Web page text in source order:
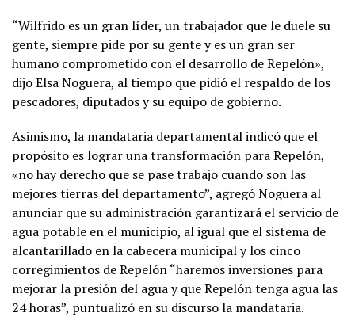
“Wilfrido es un gran líder, un trabajador que le duele su
gente, siempre pide por su gente y es un gran ser
humano comprometido con el desarrollo de Repelón»,
dijo Elsa Noguera, al tiempo que pidió el respaldo de los
pescadores, diputados y su equipo de gobierno.
Asimismo, la mandataria departamental indicó que el
propósito es lograr una transformación para Repelón,
«no hay derecho que se pase trabajo cuando son las
mejores tierras del departamento”, agregó Noguera al
anunciar que su administración garantizará el servicio de
agua potable en el municipio, al igual que el sistema de
alcantarillado en la cabecera municipal y los cinco
corregimientos de Repelón “haremos inversiones para
mejorar la presión del agua y que Repelón tenga agua las
24 horas”, puntualizó en su discurso la mandataria.